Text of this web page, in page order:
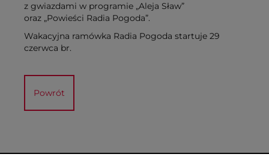
z gwiazdami w programie „Aleja Sław”
oraz „Powieści Radia Pogoda”.
Wakacyjna ramówka Radia Pogoda startuje 29
czerwca br.
Powrót